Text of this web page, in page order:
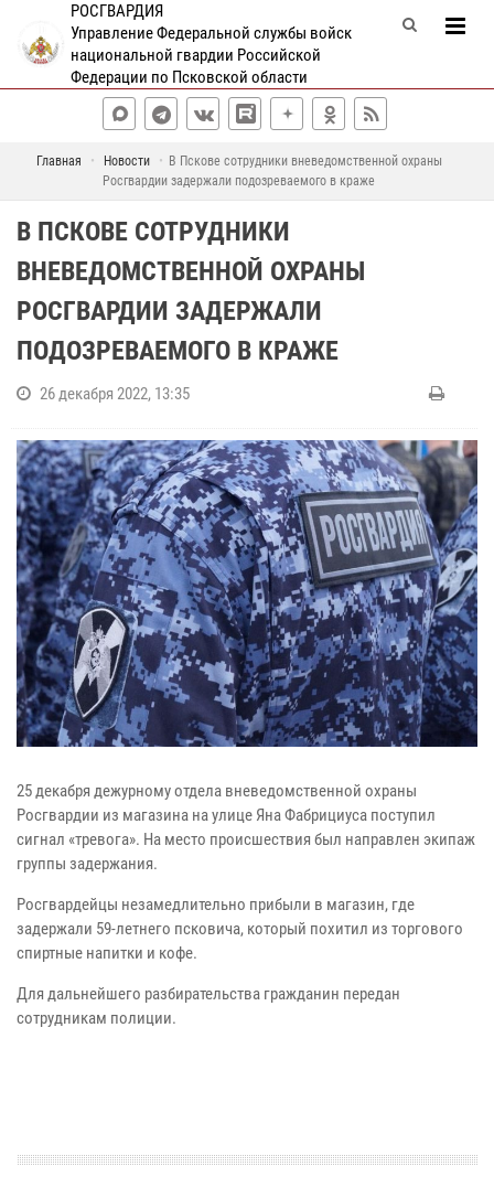
РОСГВАРДИЯ
Управление Федеральной службы войск
национальной гвардии Российской
Федерации по Псковской области
Главная Новости
В Пскове сотрудники вневедомственной охраны
Росгвардии задержали подозреваемого в краже
В ПСКОВЕ СОТРУДНИКИ
ВНЕВЕДОМСТВЕННОЙ ОХРАНЫ
РОСГВАРДИИ ЗАДЕРЖАЛИ
ПОДОЗРЕВАЕМОГО В КРАЖЕ
26 декабря 2022, 13:35
25 декабря дежурному отдела вневедомственной охраны
Росгвардии из магазина на улице Яна Фабрициуса поступил
сигнал «тревога». На место происшествия был направлен экипаж
группы задержания.
Росгвардейцы незамедлительно прибыли в магазин, где
задержали 59-летнего псковича, который похитил из торгового
спиртные напитки и кофе.
Для дальнейшего разбирательства гражданин передан
сотрудникам полиции.